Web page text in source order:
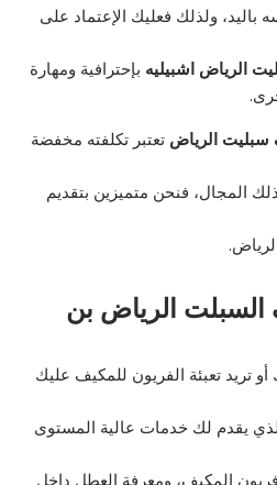
ولذلك فعليك الإعتماد على
الرياض اشبيليه بإحترافية ومهارة
سبليت الرياض تعتبر تكلفته مخفضة
المجال، فنحن متميزين بتقديم
السبلت الرياض بن
تريد تعبئة الفريون للمكيف عليك
يقدم لك خدمات عالية المستوى
المكيف، ومعرفة العطل داخل